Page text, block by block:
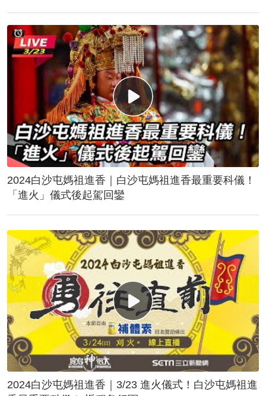
2024白沙屯媽祖進香｜白沙屯媽祖進香最重要科儀！
「進火」儀式後起駕回鑾
2024白沙屯媽祖進香｜3/23 進火儀式！白沙屯媽祖進